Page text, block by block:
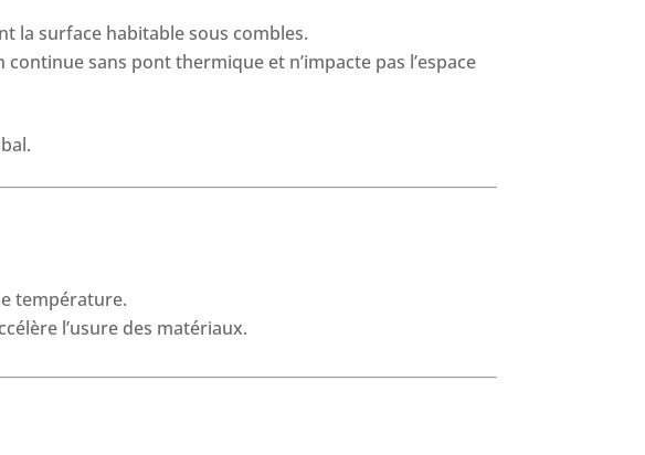
la surface habitable sous combles.
sans pont thermique et n’impacte pas l’espace
température.
l’usure des matériaux.